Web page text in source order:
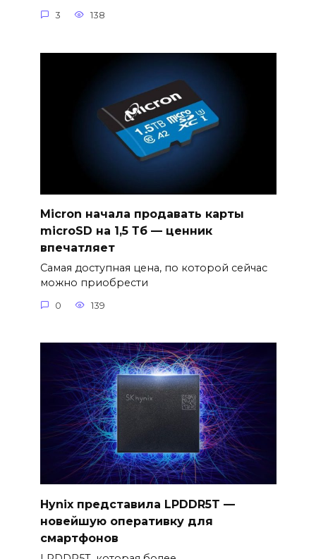
3 138
Micron начала продавать карты
microSD на 1,5 Тб — ценник
впечатляет
Самая доступная цена, по которой сейчас
можно приобрести
0 139
Hynix представила LPDDR5T —
новейшую оперативку для
смартфонов